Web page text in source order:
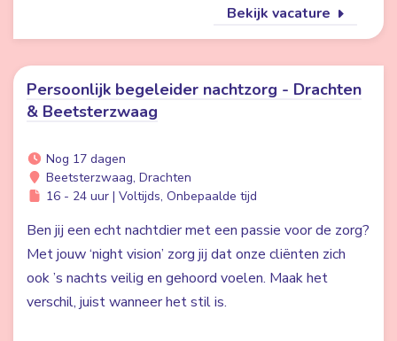
Bekijk vacature
Persoonlijk begeleider nachtzorg - Drachten
& Beetsterzwaag
Nog 17 dagen
Beetsterzwaag, Drachten
16 - 24 uur | Voltijds, Onbepaalde tijd
Ben jij een echt nachtdier met een passie voor de zorg?
Met jouw ‘night vision’ zorg jij dat onze cliënten zich
ook ’s nachts veilig en gehoord voelen. Maak het
verschil, juist wanneer het stil is.